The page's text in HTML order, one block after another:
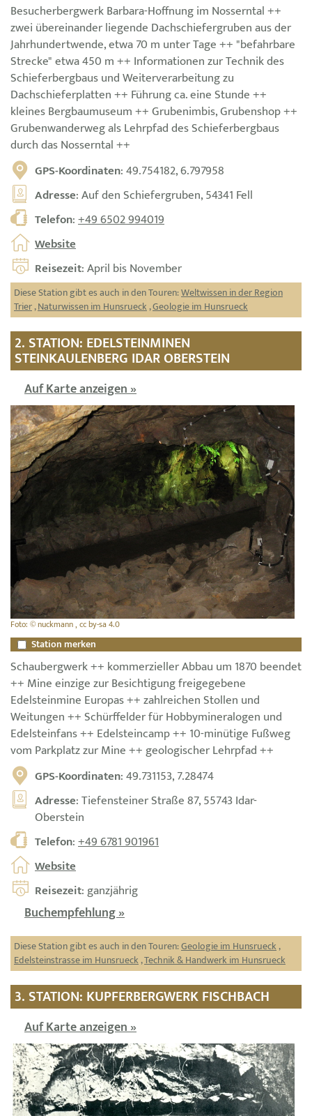
Besucherbergwerk Barbara-Hoffnung im Nosserntal ++
zwei übereinander liegende Dachschiefergruben aus der
Jahrhundertwende, etwa 70 m unter Tage ++ "befahrbare
Strecke" etwa 450 m ++ Informationen zur Technik des
Schieferbergbaus und Weiterverarbeitung zu
Dachschieferplatten ++ Führung ca. eine Stunde ++
kleines Bergbaumuseum ++ Grubenimbis, Grubenshop ++
Grubenwanderweg als Lehrpfad des Schieferbergbaus
durch das Nosserntal ++
GPS-Koordinaten: 49.754182, 6.797958
Adresse: Auf den Schiefergruben, 54341 Fell
Telefon:+49 6502 994019
Website
Reisezeit: April bis November
Diese Station gibt es auch in den Touren:Weltwissen in der Region
Trier,Naturwissen im Hunsrueck ,Geologie im Hunsrueck
2. STATION: EDELSTEINMINEN
STEINKAULENBERG IDAR OBERSTEIN
Auf Karte anzeigen »
Foto: © nuckmann , cc by-sa 4.0
Station merken
Schaubergwerk ++ kommerzieller Abbau um 1870 beendet
++ Mine einzige zur Besichtigung freigegebene
Edelsteinmine Europas ++ zahlreichen Stollen und
Weitungen ++ Schürffelder für Hobbymineralogen und
Edelsteinfans ++ Edelsteincamp ++ 10-minütige Fußweg
vom Parkplatz zur Mine ++ geologischer Lehrpfad ++
GPS-Koordinaten: 49.731153, 7.28474
Adresse: Tiefensteiner Straße 87, 55743 Idar-
Oberstein
Telefon:+49 6781 901961
Website
Reisezeit: ganzjährig
Buchempfehlung »
Diese Station gibt es auch in den Touren:Geologie im Hunsrueck ,
Edelsteinstrasse im Hunsrueck ,Technik & Handwerk im Hunsrueck
3. STATION: KUPFERBERGWERK FISCHBACH
Auf Karte anzeigen »